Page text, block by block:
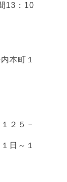
13：10
本町１
２５－
日～１